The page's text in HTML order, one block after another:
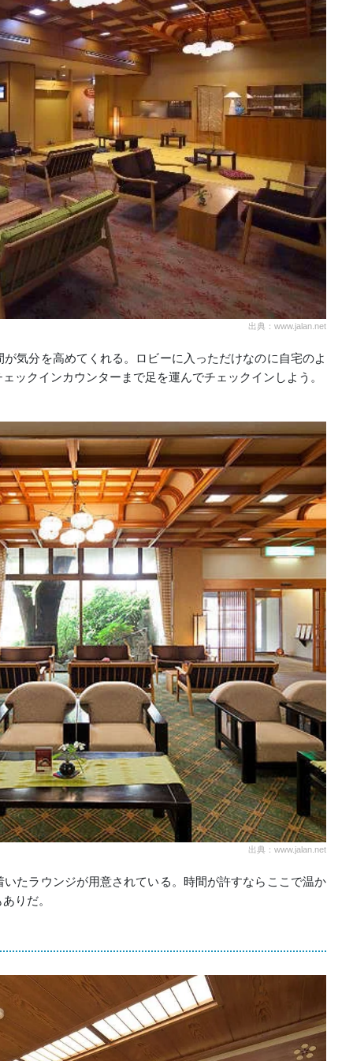
出典：www.jalan.net
気分を高めてくれる。ロビーに入っただけなのに自宅のよ
ックインカウンターまで足を運んでチェックインしよう。
出典：www.jalan.net
ラウンジが用意されている。時間が許すならここで温か
りだ。